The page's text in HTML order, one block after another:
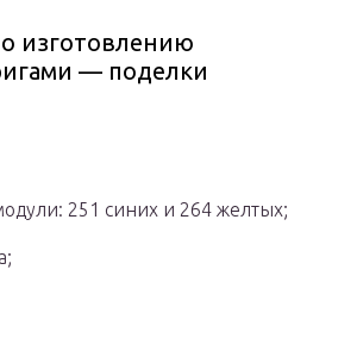
изготовлению
— поделки
251 синих и 264 желтых;